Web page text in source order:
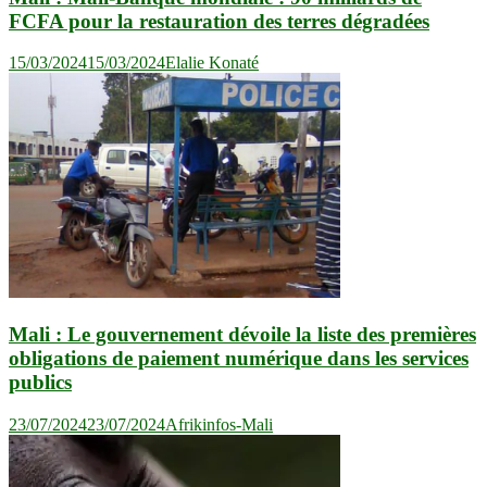
FCFA pour la restauration des terres dégradées
15/03/202415/03/2024Elalie Konaté
Mali : Le gouvernement dévoile la liste des premières
obligations de paiement numérique dans les services
publics
23/07/202423/07/2024Afrikinfos-Mali